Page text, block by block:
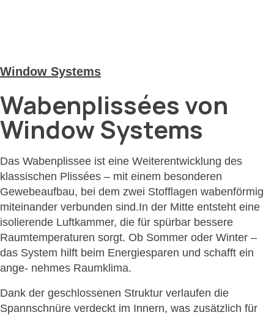
Window Systems
Wabenplissées von
Window Systems
Das Wabenplissee ist eine Weiterentwicklung des
klassischen Plissées – mit einem besonderen
Gewebeaufbau, bei dem zwei Stofflagen wabenförmig
miteinander verbunden sind.In der Mitte entsteht eine
isolierende Luftkammer, die für spürbar bessere
Raumtemperaturen sorgt. Ob Sommer oder Winter –
das System hilft beim Energiesparen und schafft ein
ange- nehmes Raumklima.
Dank der geschlossenen Struktur verlaufen die
Spannschnüre verdeckt im Innern, was zusätzlich für